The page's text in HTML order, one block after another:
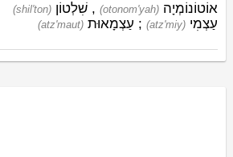
(otonom'yah) אוֹטוֹנוֹמְיָה ,
(shil'ton) שִׁלְטוֹן
(atz'miy) עַצְמִי ;
(atz'maut) עַצְמָאוּת